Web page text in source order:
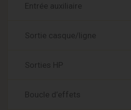
Entrée auxiliaire
Sortie casque/ligne
Sorties HP
Boucle d’effets